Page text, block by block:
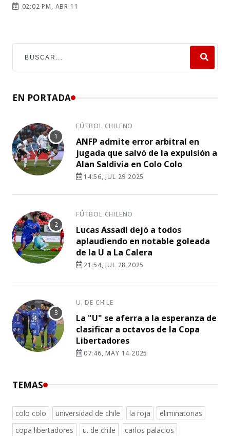
02:02 PM, ABR 11
EN PORTADA
FÚTBOL CHILENO
ANFP admite error arbitral en
jugada que salvó de la expulsión a
Alan Saldivia en Colo Colo
14:56, JUL 29 2025
FÚTBOL CHILENO
Lucas Assadi dejó a todos
aplaudiendo en notable goleada
de la U a La Calera
21:54, JUL 28 2025
U. DE CHILE
La "U" se aferra a la esperanza de
clasificar a octavos de la Copa
Libertadores
07:46, MAY 14 2025
TEMAS
colo colo universidad de chile la roja
eliminatorias
copa libertadores
u. de chile
carlos palacios